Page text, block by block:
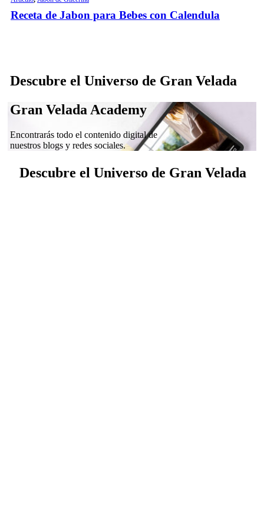
Receta de Jabon para Bebes con Calendula
Descubre el Universo de Gran Velada
Gran Velada Academy
Encontrarás todo el contenido digital de
nuestros blogs y redes sociales.
Descubre el Universo de Gran Velada